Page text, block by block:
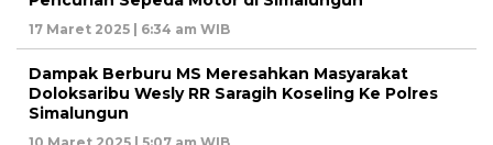
17 Maret 2025 | 6:34 am WIB
Dampak Berburu MS Meresahkan Masyarakat
Doloksaribu Wesly RR Saragih Koseling Ke Polres
Simalungun